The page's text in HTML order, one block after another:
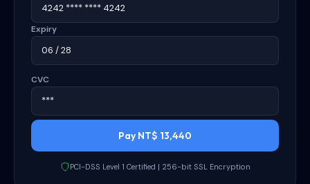
4242 **** **** 4242
Expiry
06 / 28
CVC
***
Pay NT$ 13,440
PCI-DSS Level 1 Certified | 256-bit SSL Encryption